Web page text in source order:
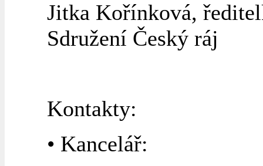
Jitka Kořínková,
Sdružení Český ráj
Kontakty:
• Kancelář: